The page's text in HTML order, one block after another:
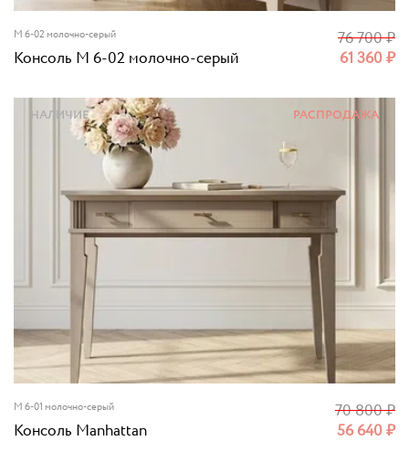
M 6-02 молочно-серый
Консоль M 6-02 молочно-серый 61 360₽
76 700₽
M 6-01 молочно-серый
Консоль Manhattan 56 640₽
70 800₽
РАСПРОДАЖА
НАЛИЧИЕ